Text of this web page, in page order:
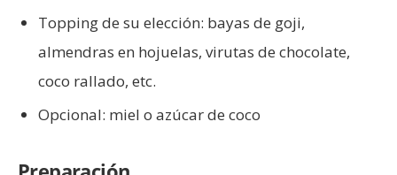
Topping de su elección: bayas de goji,
almendras en hojuelas, virutas de chocolate,
coco rallado, etc.
Opcional: miel o azúcar de coco